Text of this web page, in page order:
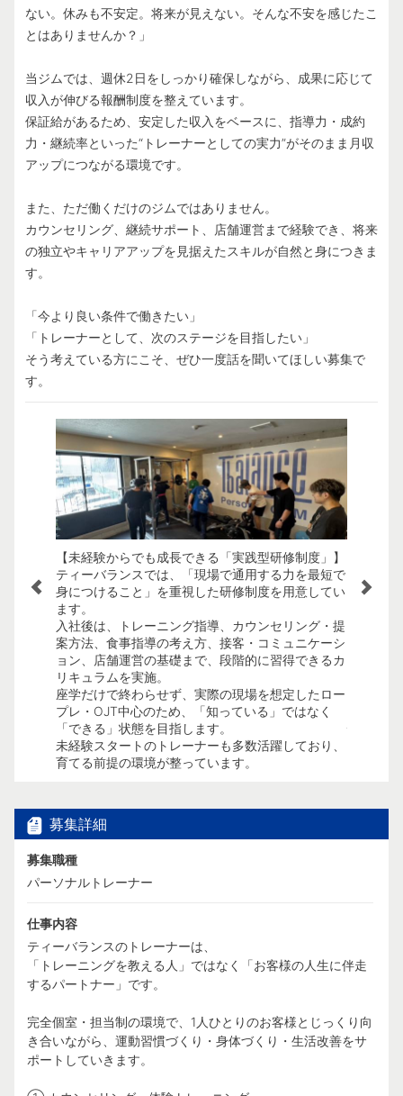
ない。休みも不安定。将来が見えない。そんな不安を感じたこ
とはありませんか？」
当ジムでは、週休2日をしっかり確保しながら、成果に応じて
収入が伸びる報酬制度を整えています。
保証給があるため、安定した収入をベースに、指導力・成約
力・継続率といった“トレーナーとしての実力”がそのまま月収
アップにつながる環境です。
また、ただ働くだけのジムではありません。
カウンセリング、継続サポート、店舗運営まで経験でき、将来
の独立やキャリアアップを見据えたスキルが自然と身につきま
す。
「今より良い条件で働きたい」
「トレーナーとして、次のステージを目指したい」
そう考えている方にこそ、ぜひ一度話を聞いてほしい募集で
す。
【未経験からでも成長できる「実践型研修制度」】
ティーバランスでは、「現場で通用する力を最短で
身につけること」を重視した研修制度を用意してい
ます。
入社後は、トレーニング指導、カウンセリング・提
案方法、食事指導の考え方、接客・コミュニケーシ
ョン、店舗運営の基礎まで、段階的に習得できるカ
リキュラムを実施。
座学だけで終わらせず、実際の現場を想定したロー
プレ・OJT中心のため、「知っている」ではなく
「できる」状態を目指します。
未経験スタートのトレーナーも多数活躍しており、
育てる前提の環境が整っています。
ティー
募集詳細
募集職種
パーソナルトレーナー
仕事内容
ティーバランスのトレーナーは、
「トレーニングを教える人」ではなく「お客様の人生に伴走
するパートナー」です。
完全個室・担当制の環境で、1人ひとりのお客様とじっくり向
き合いながら、運動習慣づくり・身体づくり・生活改善をサ
ポートしていきます。